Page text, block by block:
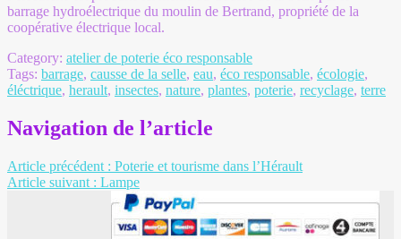
barrage hydroélectrique du moulin de Bertrand, propriété de la
coopérative électrique local.
Category: atelier de poterie éco responsable
Tags: barrage, causse de la selle, eau, éco responsable, écologie,
éléctrique, herault, insectes, nature, plantes, poterie, recyclage, terre
Navigation de l’article
Article précédent : Poterie et tourisme dans l’Hérault
Article suivant : Lampe